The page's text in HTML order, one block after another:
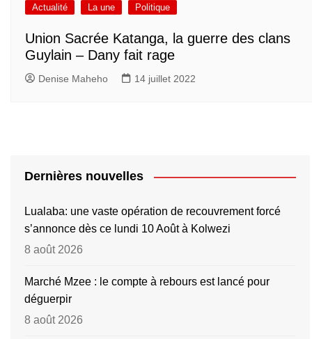
Actualité La une Politique
Union Sacrée Katanga, la guerre des clans
Guylain – Dany fait rage
Denise Maheho 14 juillet 2022
Dernières nouvelles
Lualaba: une vaste opération de recouvrement forcé
s’annonce dès ce lundi 10 Août à Kolwezi
8 août 2026
Marché Mzee : le compte à rebours est lancé pour
déguerpir
8 août 2026